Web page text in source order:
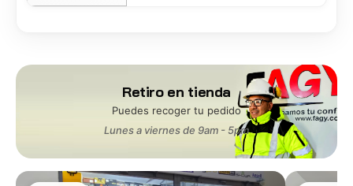
Retiro en tienda
Puedes recoger tu pedido
Lunes a viernes de 9am - 5pm